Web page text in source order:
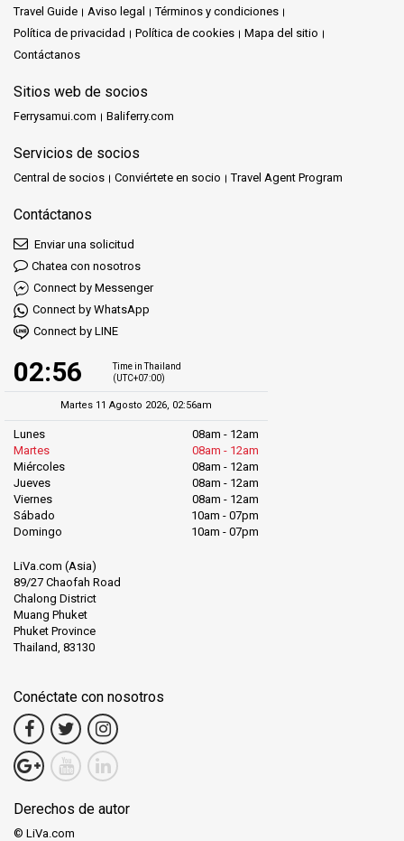
Travel Guide
Aviso legal
Términos y condiciones
Política de privacidad
Política de cookies
Mapa del sitio
Contáctanos
Sitios web de socios
Ferrysamui.com Baliferry.com
Servicios de socios
Central de socios Conviértete en socio Travel Agent Program
Contáctanos
Enviar una solicitud
Chatea con nosotros
Connect by Messenger
Connect by WhatsApp
Connect by LINE
02:56
Time in Thailand
(UTC+07:00)
Martes 11 Agosto 2026, 02:56am
Lunes
08am - 12am
Martes
08am - 12am
Miércoles
08am - 12am
Jueves
08am - 12am
Viernes
08am - 12am
Sábado
10am - 07pm
Domingo
10am - 07pm
LiVa.com (Asia)
89/27 Chaofah Road
Chalong District
Muang Phuket
Phuket Province
Thailand, 83130
Conéctate con nosotros
Derechos de autor
© LiVa.com